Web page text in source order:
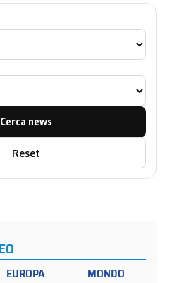
Cerca news
Reset